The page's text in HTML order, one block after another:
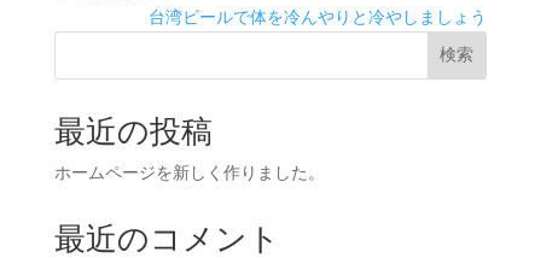
台湾ビールで体を冷んやりと冷やしましょう
検索
最近の投稿
ホームページを新しく作りました。
最近のコメント